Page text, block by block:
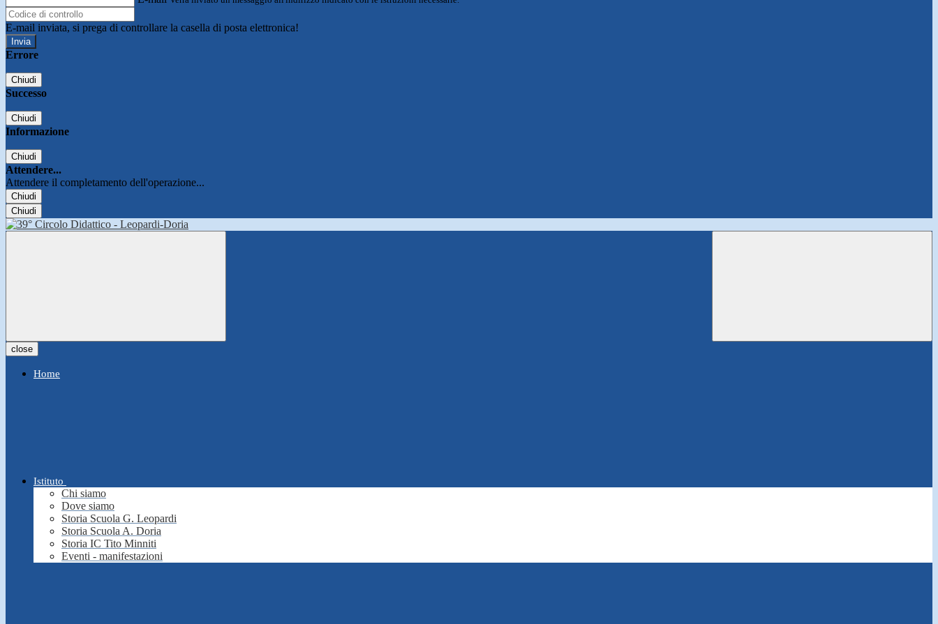
E-mail inviata, si prega di controllare la casella di posta elettronica!
Errore
Chiudi
Successo
Chiudi
Informazione
Chiudi
Attendere...
Attendere il completamento dell'operazione...
Chiudi
Chiudi
close
Home
Istituto
Chi siamo
Dove siamo
Storia Scuola G. Leopardi
Storia Scuola A. Doria
Storia IC Tito Minniti
Eventi - manifestazioni